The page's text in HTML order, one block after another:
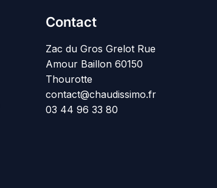
Contact
Zac du Gros Grelot Rue
Amour Baillon 60150
Thourotte
contact@chaudissimo.fr
03 44 96 33 80